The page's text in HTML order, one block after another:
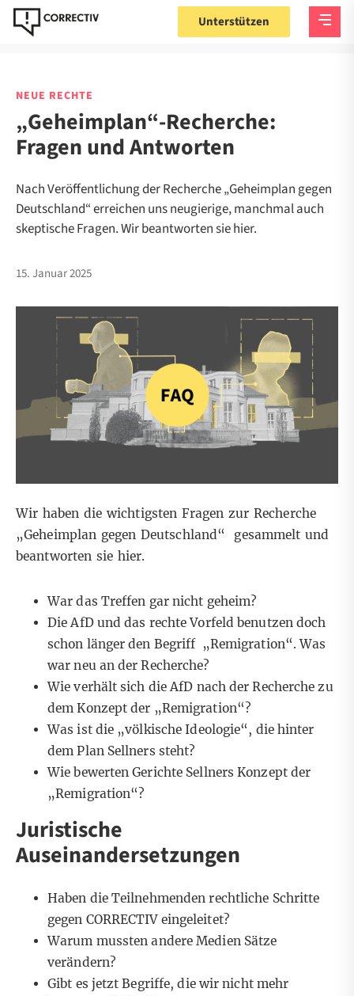
Unterstützen
NEUE RECHTE
„Geheimplan“-Recherche:
Fragen und Antworten
Nach Veröffentlichung der Recherche „Geheimplan gegen
Deutschland“ erreichen uns neugierige, manchmal auch
skeptische Fragen. Wir beantworten sie hier.
15. Januar 2025
Wir haben die wichtigsten Fragen zur Recherche
„Geheimplan gegen Deutschland“
gesammelt und
beantworten sie hier.
War das Treffen gar nicht geheim?
Die AfD und das rechte Vorfeld benutzen doch
schon länger den Begriff „Remigration“. Was
war neu an der Recherche?
Wie verhält sich die AfD nach der Recherche zu
dem Konzept der „Remigration“?
Was ist die „völkische Ideologie“, die hinter
dem Plan Sellners steht?
Wie bewerten Gerichte Sellners Konzept der
„Remigration“?
Juristische
Auseinandersetzungen
Haben die Teilnehmenden rechtliche Schritte
gegen CORRECTIV eingeleitet?
Warum mussten andere Medien Sätze
verändern?
Gibt es jetzt Begriffe, die wir nicht mehr